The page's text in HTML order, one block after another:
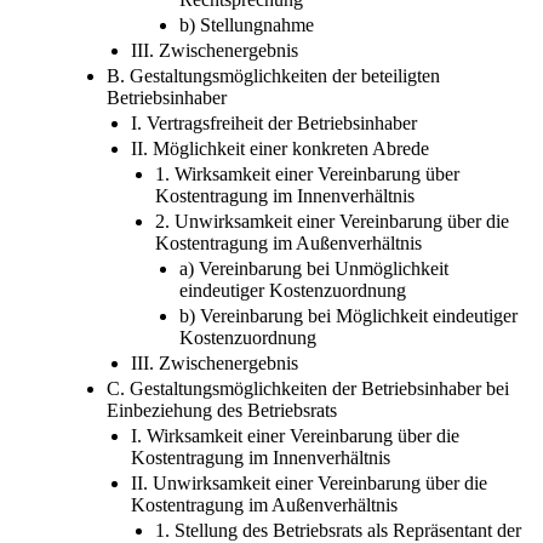
b) Stellungnahme
III. Zwischenergebnis
B. Gestaltungsmöglichkeiten der beteiligten
Betriebsinhaber
I. Vertragsfreiheit der Betriebsinhaber
II. Möglichkeit einer konkreten Abrede
1. Wirksamkeit einer Vereinbarung über
Kostentragung im Innenverhältnis
2. Unwirksamkeit einer Vereinbarung über die
Kostentragung im Außenverhältnis
a) Vereinbarung bei Unmöglichkeit
eindeutiger Kostenzuordnung
b) Vereinbarung bei Möglichkeit eindeutiger
Kostenzuordnung
III. Zwischenergebnis
C. Gestaltungsmöglichkeiten der Betriebsinhaber bei
Einbeziehung des Betriebsrats
I. Wirksamkeit einer Vereinbarung über die
Kostentragung im Innenverhältnis
II. Unwirksamkeit einer Vereinbarung über die
Kostentragung im Außenverhältnis
1. Stellung des Betriebsrats als Repräsentant der